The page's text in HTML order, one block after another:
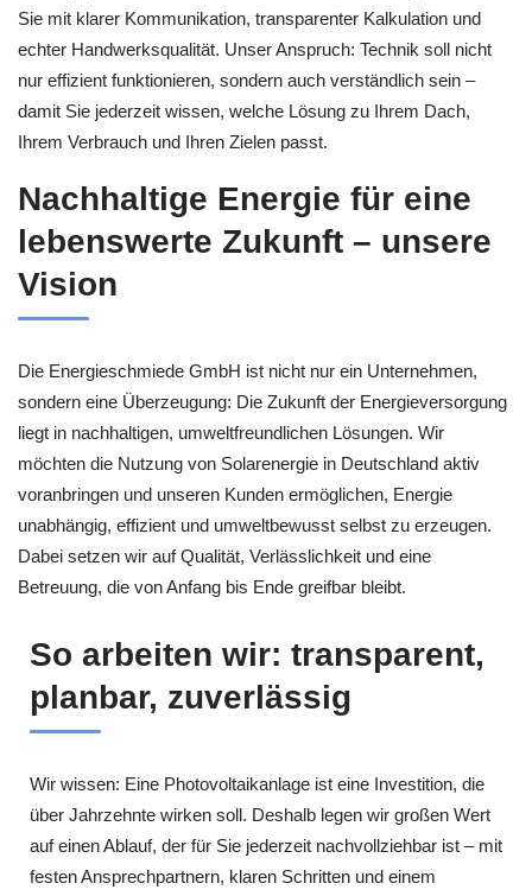
Sie mit klarer Kommunikation, transparenter Kalkulation und
echter Handwerksqualität. Unser Anspruch: Technik soll nicht
nur effizient funktionieren, sondern auch verständlich sein –
damit Sie jederzeit wissen, welche Lösung zu Ihrem Dach,
Ihrem Verbrauch und Ihren Zielen passt.
Nachhaltige Energie für eine
lebenswerte Zukunft – unsere
Vision
Die Energieschmiede GmbH ist nicht nur ein Unternehmen,
sondern eine Überzeugung: Die Zukunft der Energieversorgung
liegt in nachhaltigen, umweltfreundlichen Lösungen. Wir
möchten die Nutzung von Solarenergie in Deutschland aktiv
voranbringen und unseren Kunden ermöglichen, Energie
unabhängig, effizient und umweltbewusst selbst zu erzeugen.
Dabei setzen wir auf Qualität, Verlässlichkeit und eine
Betreuung, die von Anfang bis Ende greifbar bleibt.
So arbeiten wir: transparent,
planbar, zuverlässig
Wir wissen: Eine Photovoltaikanlage ist eine Investition, die
über Jahrzehnte wirken soll. Deshalb legen wir großen Wert
auf einen Ablauf, der für Sie jederzeit nachvollziehbar ist – mit
festen Ansprechpartnern, klaren Schritten und einem